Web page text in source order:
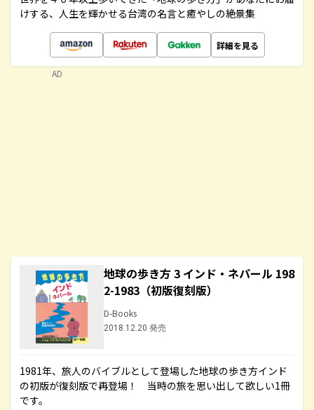
けする、人生を輝かせる台湾の名言と癒やしの絶景集
詳細を見る
地球の歩き方 3 インド・ネパール 198
2-1983（初版復刻版）
D-Books
2018.12.20 発売
1981年、旅人のバイブルとして登場した地球の歩き方インド
の初版が復刻版で再登場！ 当時の旅を思い出して欲しい1冊
です。
AD